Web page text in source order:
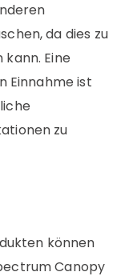
da dies zu
Eine
Einnahme ist
zu
können
Canopy